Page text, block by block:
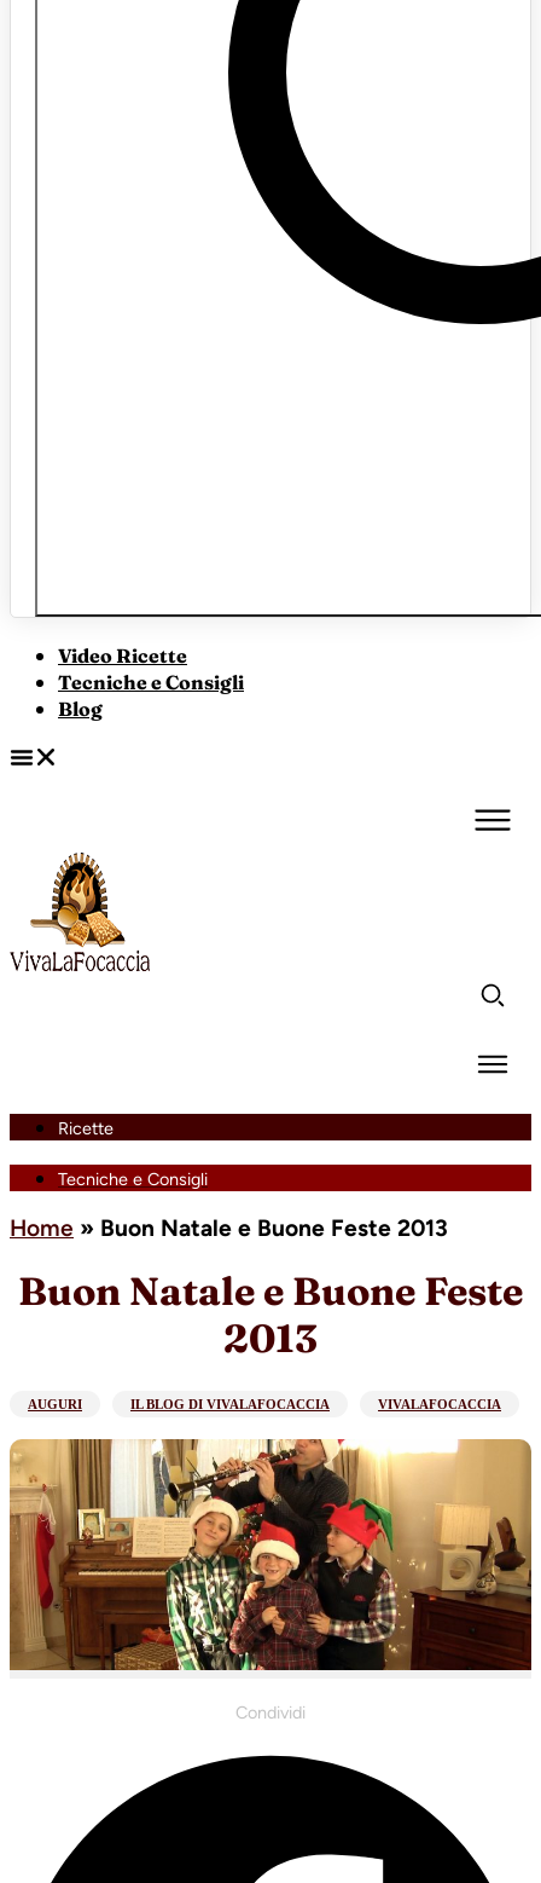
Video Ricette
Tecniche e Consigli
Blog
Ricette
Tecniche e Consigli
Home » Buon Natale e Buone Feste 2013
Buon Natale e Buone Feste
2013
AUGURI IL BLOG DI VIVALAFOCACCIA VIVALAFOCACCIA
Condividi